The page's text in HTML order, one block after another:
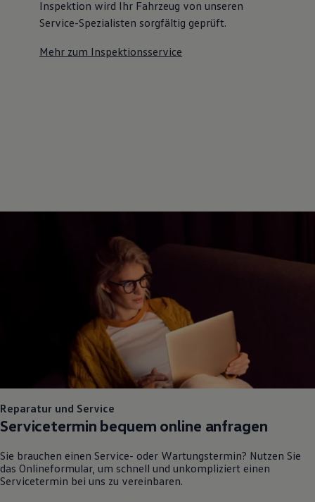
Inspektion wird Ihr Fahrzeug von unseren
Service-Spezialisten sorgfältig geprüft.
Mehr zum Inspektionsservice
Reparatur und Service
Servicetermin bequem online anfragen
Sie brauchen einen Service- oder Wartungstermin? Nutzen Sie
das Onlineformular, um schnell und unkompliziert einen
Servicetermin bei uns zu vereinbaren.